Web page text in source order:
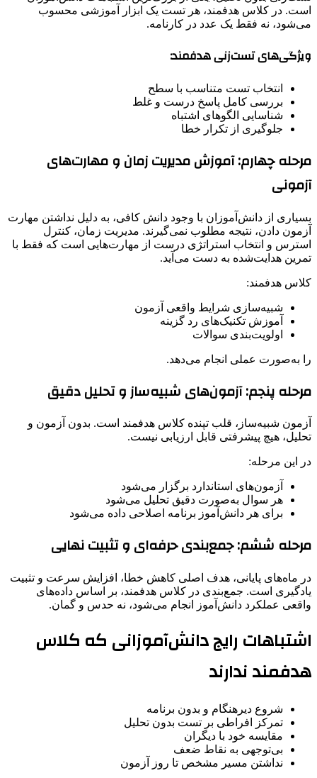
است. در کلاس هدفمند، هر تست یک ابزار آموزشی محسوب
می‌شود، نه فقط یک عدد در کارنامه.
ویژگی‌های تست‌زنی هدفمند:
انتخاب تست متناسب با سطح
بررسی کامل پاسخ درست و غلط
شناسایی الگوهای اشتباه
جلوگیری از تکرار خطا
مرحله چهارم: آموزش مدیریت زمان و مهارت‌های
آزمونی
بسیاری از دانش‌آموزان با وجود دانش کافی، به دلیل نداشتن مهارت
آزمون دادن، نتیجه مطلوب نمی‌گیرند. مدیریت زمان، کنترل
استرس و انتخاب استراتژی درست از مهارت‌هایی است که فقط با
تمرین هدایت‌شده به دست می‌آید.
کلاس هدفمند:
شبیه‌سازی شرایط واقعی آزمون
آموزش تکنیک‌های رد گزینه
اولویت‌بندی سوالات
را به‌صورت عملی انجام می‌دهد.
مرحله پنجم: آزمون‌های شبیه‌ساز و تحلیل دقیق
آزمون شبیه‌ساز، قلب تپنده کلاس هدفمند است. بدون آزمون و
تحلیل، هیچ پیشرفتی قابل ارزیابی نیست.
در این مرحله:
آزمون‌های استاندارد برگزار می‌شود
هر سوال به‌صورت دقیق تحلیل می‌شود
برای هر دانش‌آموز برنامه اصلاحی داده می‌شود
مرحله ششم: جمع‌بندی حرفه‌ای و تثبیت نهایی
در ماه‌های پایانی، هدف اصلی کاهش خطا، افزایش سرعت و تثبیت
یادگیری است. جمع‌بندی در کلاس هدفمند، بر اساس داده‌های
واقعی عملکرد دانش‌آموز انجام می‌شود، نه حدس و گمان.
اشتباهات رایج دانش‌آموزانی که کلاس
هدفمند ندارند
شروع دیرهنگام و بدون برنامه
تمرکز افراطی بر تست بدون تحلیل
مقایسه خود با دیگران
بی‌توجهی به نقاط ضعف
نداشتن مسیر مشخص تا روز آزمون